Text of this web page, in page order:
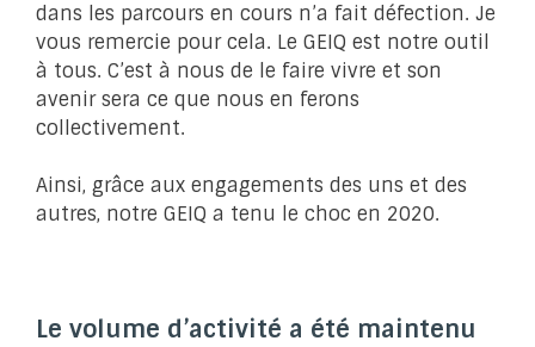
dans les parcours en cours n’a fait défection. Je
vous remercie pour cela. Le GEIQ est notre outil
à tous. C’est à nous de le faire vivre et son
avenir sera ce que nous en ferons
collectivement.
Ainsi, grâce aux engagements des uns et des
autres, notre GEIQ a tenu le choc en 2020.
Le volume d’activité a été maintenu